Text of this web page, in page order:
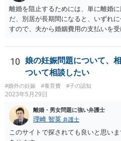
離婚を阻止するためには、単に離婚
だ、別居が長期間になると、いずれ
すので、夫から婚姻費用の支払いを
10
娘の妊娠問題について、
ついて相談したい
#婚外の妊娠 #養育費 #子の認知
2023年5月29日
離婚・男女問題に強い弁護士
理崎 智英 弁護士
このサイトで探されても良いと思い